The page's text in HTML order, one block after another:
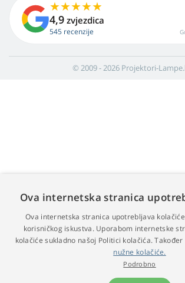
4,9 zvjezdica
545 recenzije
© 2009 - 2026 Projektori-
Ova internetska stranica
Ova internetska stranica upotrebljava
korisničkog iskustva. Uporabom internetske
kolačiće sukladno našoj Politici kolačića. Također
nužne kolačiće.
Podrobno